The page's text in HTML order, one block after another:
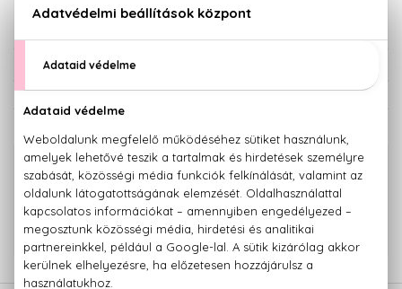
KOSÁRBA TESZEM
Törzsvásárlóknak csak:
100% eredeti termékek, 14 napos visszaküldési garanciával
Kérdésed van, elakadtál? Hívd ügyfélszolgálatunkat:+36 20
779 1926